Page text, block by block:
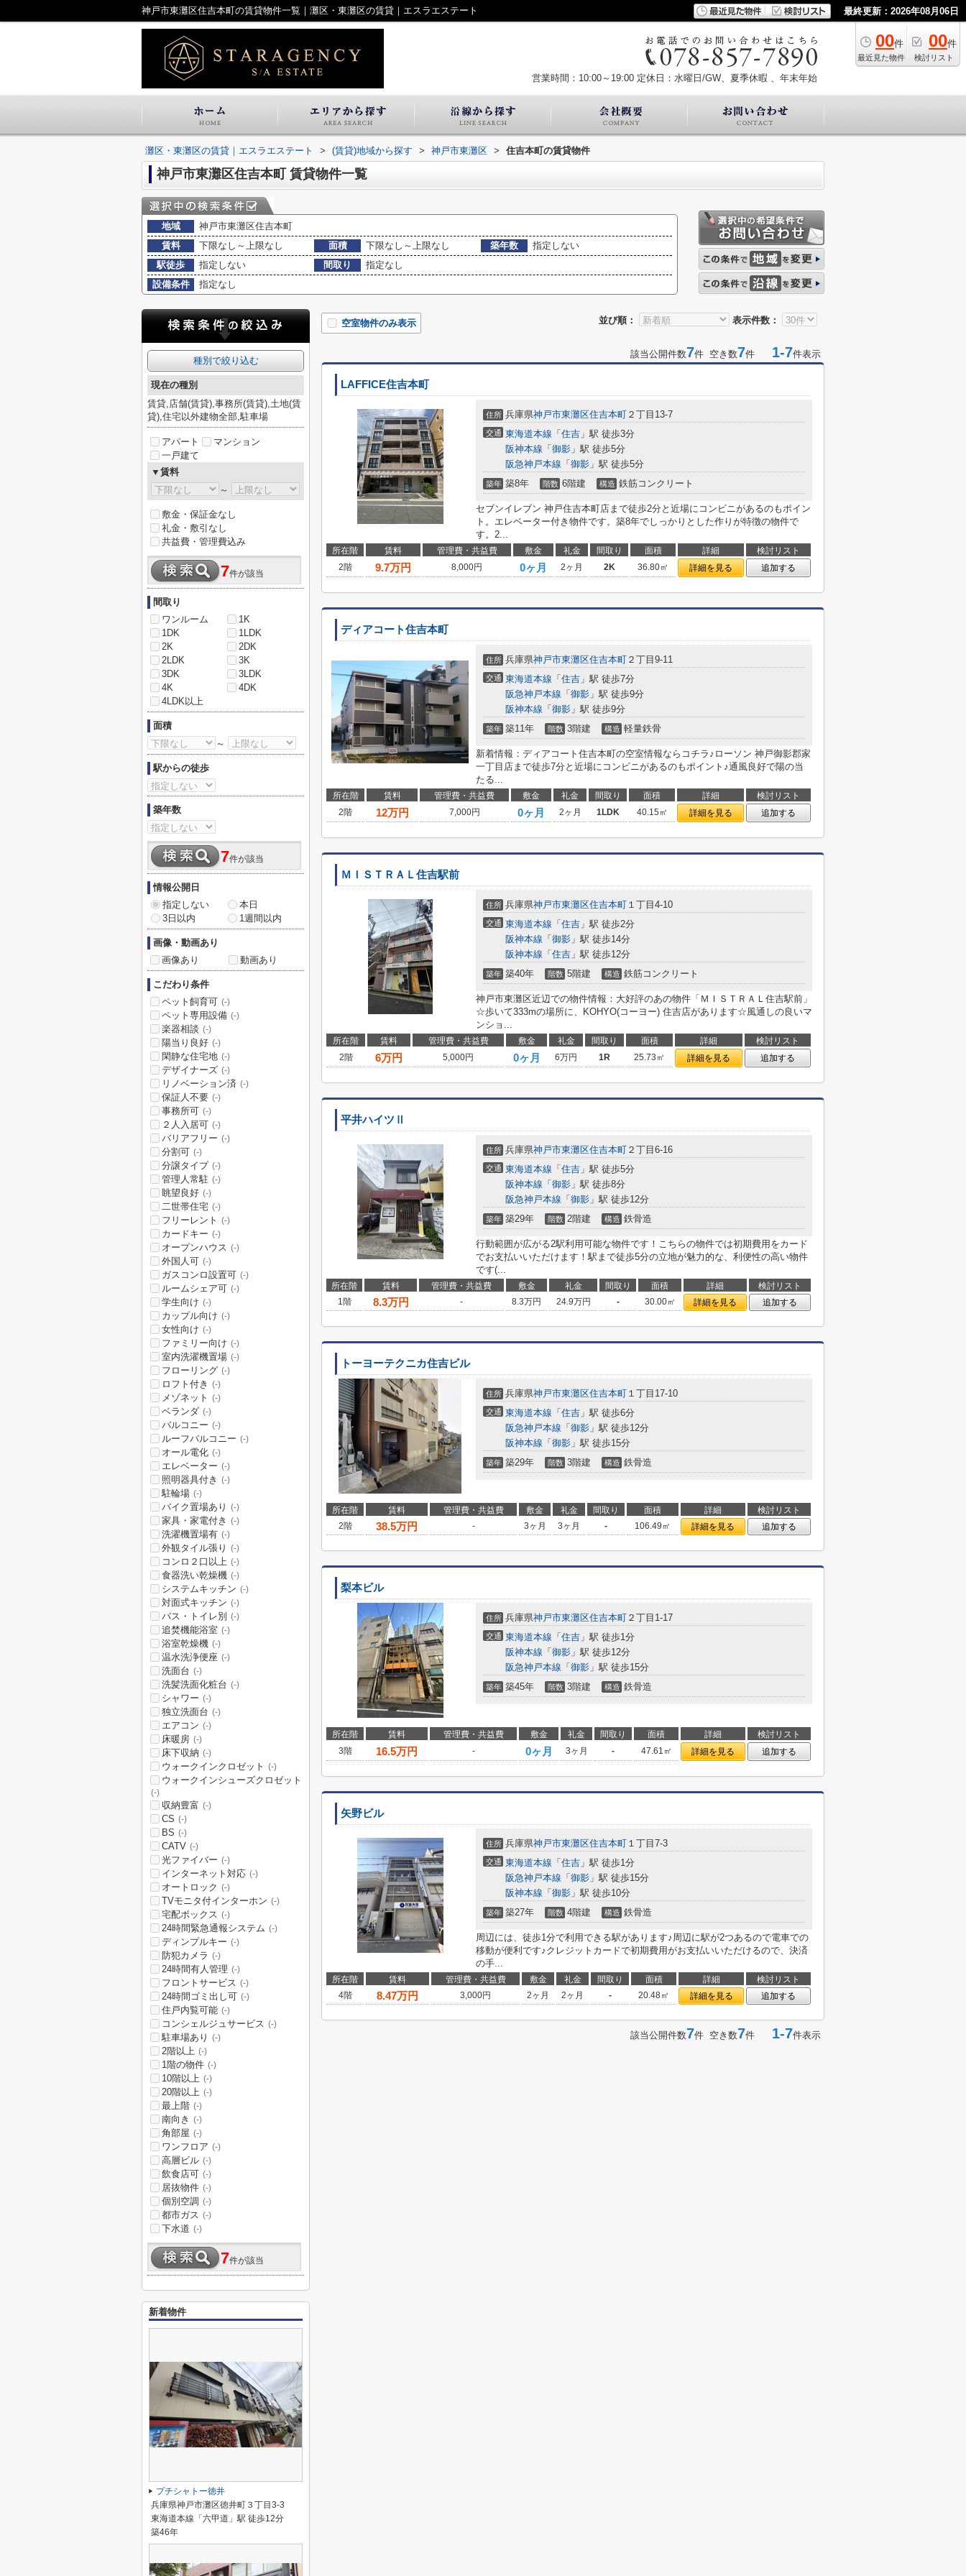
神戸市東灘区住吉本町の賃貸物件一覧｜灘区・東灘区の賃貸｜エスラエステート 最終更新：2026年08月06日
00件
最近見た物件
00件
検討リスト
営業時間：10:00～19:00 定休日：水曜日/GW、夏季休暇 、年末年始
灘区・東灘区の賃貸｜エスラエステート > (賃貸)地域から探す > 神戸市東灘区 > 住吉本町の賃貸物件
神戸市東灘区住吉本町 賃貸物件一覧
地域
神戸市東灘区住吉本町
賃料
下限なし～上限なし 面積 下限なし～上限なし 築年数
指定しない
駅徒歩
指定しない 間取り
指定なし
設備条件
指定なし
並び順： 表示件数：
空室物件のみ表示
該当公開件数7件 空き数7件 1-7件表示
LAFFICE住吉本町
住所 兵庫県神戸市東灘区住吉本町 ２丁目13-7
交通 東海道本線 「 住吉 」駅 徒歩3分
阪神本線 「 御影 」駅 徒歩5分
阪急神戸本線 「 御影 」駅 徒歩5分
築年 築8年 階数 6階建 構造 鉄筋コンクリート
セブンイレブン 神戸住吉本町店まで徒歩2分と近場にコンビニがあるのもポイン
ト。エレベーター付き物件です。築8年でしっかりとした作りが特徴の物件で
す。2...
所在階 賃料 管理費・共益費 敷金 礼金 間取り 面積 詳細
検討リスト
2階
9.7万円 8,000円 0ヶ月 2ヶ月 2K 36.80㎡ 詳細を見る 追加する
ディアコート住吉本町
住所 兵庫県神戸市東灘区住吉本町 ２丁目9-11
交通 東海道本線 「 住吉 」駅 徒歩7分
阪急神戸本線 「 御影 」駅 徒歩9分
阪神本線 「 御影 」駅 徒歩9分
築年 築11年 階数 3階建 構造 軽量鉄骨
新着情報：ディアコート住吉本町の空室情報ならコチラ♪ローソン 神戸御影郡家
一丁目店まで徒歩7分と近場にコンビニがあるのもポイント♪通風良好で陽の当
たる...
所在階 賃料 管理費・共益費 敷金 礼金 間取り 面積 詳細
検討リスト
2階
12万円 7,000円 0ヶ月 2ヶ月 1LDK 40.15㎡ 詳細を見る 追加する
ＭＩＳＴＲＡＬ住吉駅前
住所 兵庫県神戸市東灘区住吉本町 １丁目4-10
交通 東海道本線 「 住吉 」駅 徒歩2分
阪神本線 「 御影 」駅 徒歩14分
阪神本線 「 住吉 」駅 徒歩12分
築年 築40年 階数 5階建 構造 鉄筋コンクリート
神戸市東灘区近辺での物件情報：大好評のあの物件「ＭＩＳＴＲＡＬ住吉駅前」
☆歩いて333mの場所に、KOHYO(コーヨー) 住吉店があります☆風通しの良いマ
ンショ...
所在階 賃料 管理費・共益費 敷金 礼金 間取り 面積 詳細
検討リスト
2階
6万円 5,000円 0ヶ月 6万円 1R 25.73㎡ 詳細を見る 追加する
平井ハイツⅡ
住所 兵庫県神戸市東灘区住吉本町 ２丁目6-16
交通 東海道本線 「 住吉 」駅 徒歩5分
阪神本線 「 御影 」駅 徒歩8分
阪急神戸本線 「 御影 」駅 徒歩12分
築年 築29年 階数 2階建 構造 鉄骨造
行動範囲が広がる2駅利用可能な物件です！こちらの物件では初期費用をカード
でお支払いいただけます！駅まで徒歩5分の立地が魅力的な、利便性の高い物件
です(...
所在階 賃料 管理費・共益費 敷金 礼金 間取り 面積 詳細
検討リスト
1階
8.3万円 - 8.3万円 24.9万円 - 30.00㎡ 詳細を見る 追加する
トーヨーテクニカ住吉ビル
住所 兵庫県神戸市東灘区住吉本町 １丁目17-10
交通 東海道本線 「 住吉 」駅 徒歩6分
阪急神戸本線 「 御影 」駅 徒歩12分
阪神本線 「 御影 」駅 徒歩15分
築年 築29年 階数 3階建 構造 鉄骨造
所在階 賃料 管理費・共益費 敷金 礼金 間取り 面積 詳細
検討リスト
2階
38.5万円 - 3ヶ月 3ヶ月 - 106.49㎡ 詳細を見る 追加する
梨本ビル
住所 兵庫県神戸市東灘区住吉本町 ２丁目1-17
交通 東海道本線 「 住吉 」駅 徒歩1分
阪神本線 「 御影 」駅 徒歩12分
阪急神戸本線 「 御影 」駅 徒歩15分
築年 築45年 階数 3階建 構造 鉄骨造
所在階 賃料 管理費・共益費 敷金 礼金 間取り 面積 詳細
検討リスト
3階
16.5万円 - 0ヶ月 3ヶ月 - 47.61㎡ 詳細を見る 追加する
矢野ビル
住所 兵庫県神戸市東灘区住吉本町 １丁目7-3
交通 東海道本線 「 住吉 」駅 徒歩1分
阪急神戸本線 「 御影 」駅 徒歩15分
阪神本線 「 御影 」駅 徒歩10分
築年 築27年 階数 4階建 構造 鉄骨造
周辺には、徒歩1分で利用できる駅があります♪周辺に駅が2つあるので電車での
移動が便利です♪クレジットカードで初期費用がお支払いいただけるので、決済
の手...
所在階 賃料 管理費・共益費 敷金 礼金 間取り 面積 詳細
検討リスト
4階
8.47万円 3,000円 2ヶ月 2ヶ月 - 20.48㎡ 詳細を見る 追加する
該当公開件数7件 空き数7件 1-7件表示
種別で絞り込む
現在の種別
賃貸,店舗(賃貸),事務所(賃貸),土地(賃
貸),住宅以外建物全部,駐車場
アパート
マンション
一戸建て
▼賃料
～
敷金・保証金なし
礼金・敷引なし
共益費・管理費込み
7件が該当
間取り
ワンルーム
1K
1DK
1LDK
2K
2DK
2LDK
3K
3DK
3LDK
4K
4DK
4LDK以上
面積
～
駅からの徒歩
築年数
7件が該当
情報公開日
指定しない
本日
3日以内
1週間以内
画像・動画あり
画像あり
動画あり
こだわり条件
ペット飼育可 (-)
ペット専用設備 (-)
楽器相談 (-)
陽当り良好 (-)
閑静な住宅地 (-)
デザイナーズ (-)
リノベーション済 (-)
保証人不要 (-)
事務所可 (-)
２人入居可 (-)
バリアフリー (-)
分割可 (-)
分譲タイプ (-)
管理人常駐 (-)
眺望良好 (-)
二世帯住宅 (-)
フリーレント (-)
カードキー (-)
オープンハウス (-)
外国人可 (-)
ガスコンロ設置可 (-)
ルームシェア可 (-)
学生向け (-)
カップル向け (-)
女性向け (-)
ファミリー向け (-)
室内洗濯機置場 (-)
フローリング (-)
ロフト付き (-)
メゾネット (-)
ベランダ (-)
バルコニー (-)
ルーフバルコニー (-)
オール電化 (-)
エレベーター (-)
照明器具付き (-)
駐輪場 (-)
バイク置場あり (-)
家具・家電付き (-)
洗濯機置場有 (-)
外観タイル張り (-)
コンロ２口以上 (-)
食器洗い乾燥機 (-)
システムキッチン (-)
対面式キッチン (-)
バス・トイレ別 (-)
追焚機能浴室 (-)
浴室乾燥機 (-)
温水洗浄便座 (-)
洗面台 (-)
洗髪洗面化粧台 (-)
シャワー (-)
独立洗面台 (-)
エアコン (-)
床暖房 (-)
床下収納 (-)
ウォークインクロゼット (-)
ウォークインシューズクロゼット
(-)
収納豊富 (-)
CS (-)
BS (-)
CATV (-)
光ファイバー (-)
インターネット対応 (-)
オートロック (-)
TVモニタ付インターホン (-)
宅配ボックス (-)
24時間緊急通報システム (-)
ディンプルキー (-)
防犯カメラ (-)
24時間有人管理 (-)
フロントサービス (-)
24時間ゴミ出し可 (-)
住戸内覧可能 (-)
コンシェルジュサービス (-)
駐車場あり (-)
2階以上 (-)
1階の物件 (-)
10階以上 (-)
20階以上 (-)
最上階 (-)
南向き (-)
角部屋 (-)
ワンフロア (-)
高層ビル (-)
飲食店可 (-)
居抜物件 (-)
個別空調 (-)
都市ガス (-)
下水道 (-)
7件が該当
新着物件
プチシャトー徳井
兵庫県神戸市灘区徳井町３丁目3-3
東海道本線「六甲道」駅 徒歩12分
築46年